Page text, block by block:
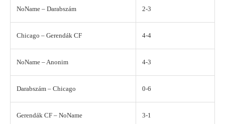
NoName – Darabszám 2-3
Chicago – Gerendák CF 4-4
NoName – Anonim 4-3
Darabszám – Chicago 0-6
Gerendák CF – NoName 3-1